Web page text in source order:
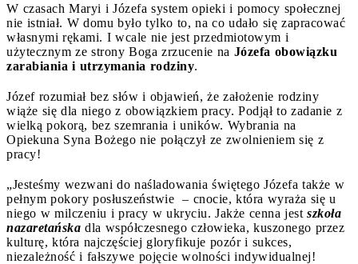
W czasach Maryi i Józefa system opieki i pomocy społecznej
nie istniał. W domu było tylko to, na co udało się zapracować
własnymi rękami. I wcale nie jest przedmiotowym i
użytecznym ze strony Boga zrzucenie na Józefa obowiązku
zarabiania i utrzymania rodziny.
Józef rozumiał bez słów i objawień, że założenie rodziny
wiąże się dla niego z obowiązkiem pracy. Podjął to zadanie z
wielką pokorą, bez szemrania i uników. Wybrania na
Opiekuna Syna Bożego nie połączył ze zwolnieniem się z
pracy!
„Jesteśmy wezwani do naśladowania świętego Józefa także w
pełnym pokory posłuszeństwie – cnocie, która wyraża się u
niego w milczeniu i pracy w ukryciu. Jakże cenna jest szkoła
nazaretańska dla współczesnego człowieka, kuszonego przez
kulturę, która najczęściej gloryfikuje pozór i sukces,
niezależność i fałszywe pojęcie wolności indywidualnej!